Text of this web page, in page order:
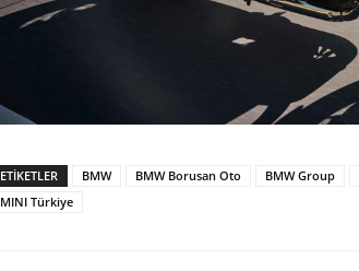
ETIKETLER BMW BMW Borusan Oto BMW Group
MINI Türkiye